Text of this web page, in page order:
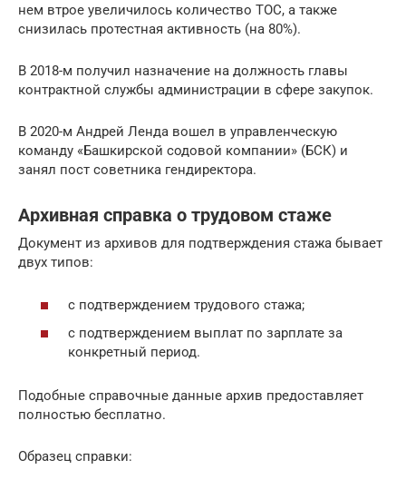
нем втрое увеличилось количество ТОС, а также
снизилась протестная активность (на 80%).
В 2018-м получил назначение на должность главы
контрактной службы администрации в сфере закупок.
В 2020-м Андрей Ленда вошел в управленческую
команду «Башкирской содовой компании» (БСК) и
занял пост советника гендиректора.
Архивная справка о трудовом стаже
Документ из архивов для подтверждения стажа бывает
двух типов:
с подтверждением трудового стажа;
с подтверждением выплат по зарплате за
конкретный период.
Подобные справочные данные архив предоставляет
полностью бесплатно.
Образец справки: